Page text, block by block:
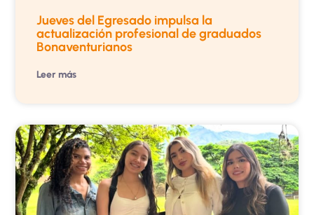
Jueves del Egresado impulsa la
actualización profesional de graduados
Bonaventurianos
Leer más